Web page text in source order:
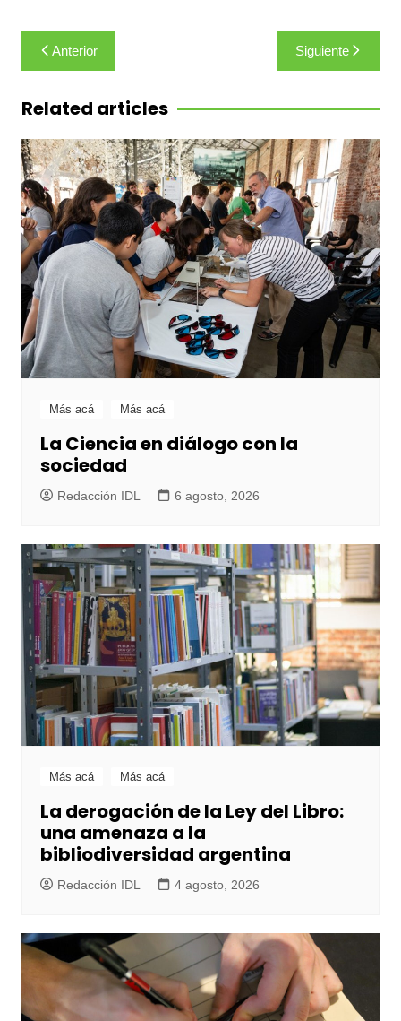
Navegación
de
entradas
Anterior Siguiente
Related articles
Más acá Más acá
La Ciencia en diálogo con la
sociedad
Redacción IDL 6 agosto, 2026
Más acá Más acá
La derogación de la Ley del Libro:
una amenaza a la
bibliodiversidad argentina
Redacción IDL 4 agosto, 2026